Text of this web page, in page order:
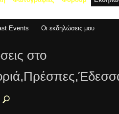
Events Οι εκδηλώσεις μου
στο